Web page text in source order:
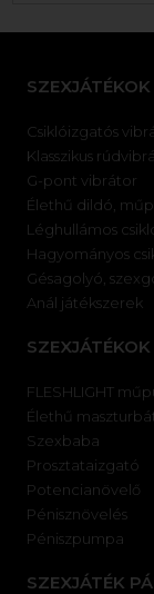
Csiklóizgatós
Klasszikus
G-pont vibrátor
Élethű dildó,
Léghullámos
Hagyományos
Gésagolyó,
Anál játékszerek
FLESHLIGHT
Élethű
Szexbaba
Prosztataizgató
Potencianövelő
Pénisznövelés
Péniszpumpa
SZEXJÁTÉK